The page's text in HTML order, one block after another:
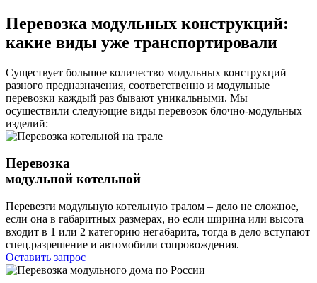
Перевозка модульных конструкций:
какие виды уже транспортировали
Существует большое количество модульных конструкций
разного предназначения, соответственно и модульные
перевозки каждый раз бывают уникальными. Мы
осуществили следующие виды перевозок блочно-модульных
изделий:
Перевозка
модульной котельной
Перевезти модульную котельную тралом – дело не сложное,
если она в габаритных размерах, но если ширина или высота
входит в 1 или 2 категорию негабарита, тогда в дело вступают
спец.разрешение и автомобили сопровождения.
Оставить запрос